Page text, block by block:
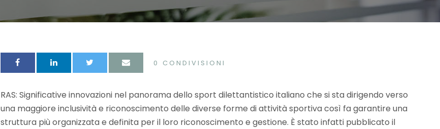
0 CONDIVISIONI
RAS: Significative innovazioni nel panorama dello sport dilettantistico italiano che si sta dirigendo verso
una maggiore inclusività e riconoscimento delle diverse forme di attività sportiva così fa garantire una
struttura più organizzata e definita per il loro riconoscimento e gestione. È stato infatti pubblicato il